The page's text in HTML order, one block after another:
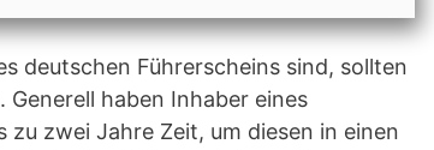
deutschen Führerscheins sind, sollten
haben Inhaber eines
zwei Jahre Zeit, um diesen in einen